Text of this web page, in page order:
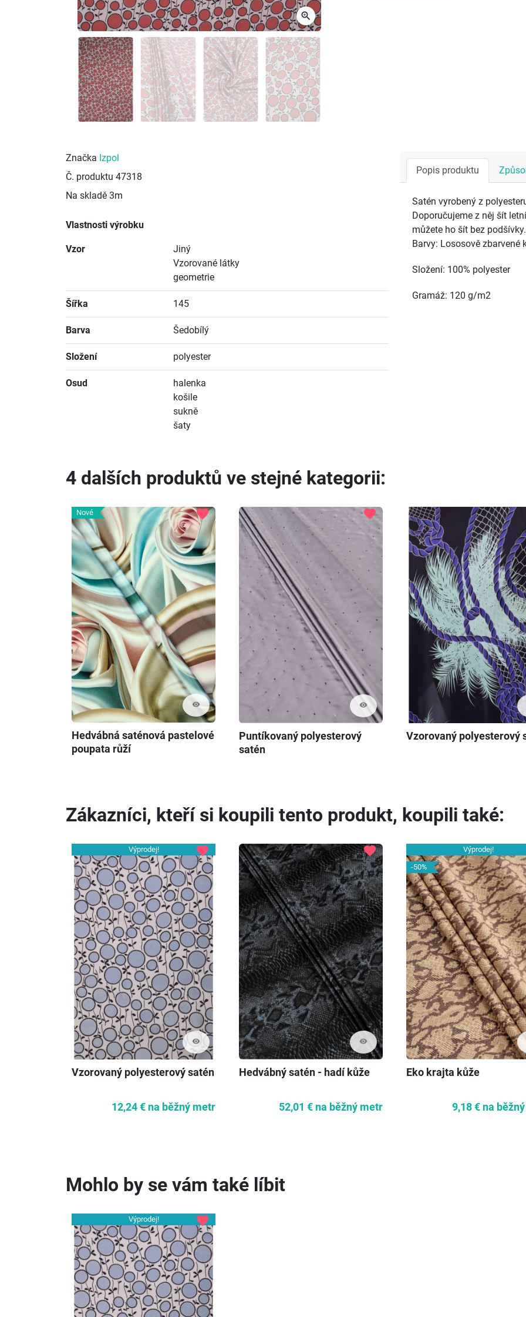
zoom_in
Značka Izpol
Č. produktu 47318
Na skladě 3m
Vlastnosti výrobku
Vzor
Jiný
Vzorované látky
geometrie
Šířka 145
Barva Šedobílý
Složení polyester
Osud
halenka
košile
sukně
šaty
Popis produktu
Satén vyrobený z
Doporučujeme z něj šít
můžete ho šít bez
Barvy: Lososově zbarvené
Složení: 100% polyester
Gramáž: 120 g/m2
4 dalších produktů ve stejné kategorii:
Nové
visibility
favorite
Hedvábná saténová pastelové
poupata růží
visibility
favorite
Puntíkovaný polyesterový
satén
Vzorovaný polyesterový
Zákazníci, kteří si koupili tento produkt, koupili také:
Výprodej!
visibility
favorite
Vzorovaný polyesterový satén
12,24 € na běžný metr
visibility
favorite
Hedvábný satén - hadí kůže
52,01 € na běžný metr
Výprodej!
-50%
Eko krajta kůže
9,18 € na
Mohlo by se vám také líbit
Výprodej! favorite